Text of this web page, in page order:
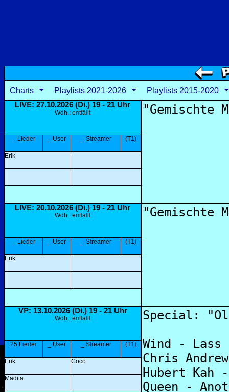
Charts Playlists 2021-2026 Playlists 2015-2020
LIVE: 27.10.2026 (Di.) 19 - 21 Uhr
Wdh.: entfällt
_ Lieder _ User _ Streamer (T1)
Erik
LIVE: 20.10.2026 (Di.) 19 - 21 Uhr
Wdh.: entfällt
_ Lieder _ User _ Streamer (T1)
Erik
VP: 13.10.2026 (Di.) 19 - 21 Uhr
Wdh.: entfällt
25 Lieder _ User _ Streamer (T1)
Erik Coco
Madita